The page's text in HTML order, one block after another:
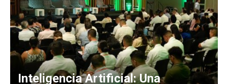
Inteligencia Artificial: Una